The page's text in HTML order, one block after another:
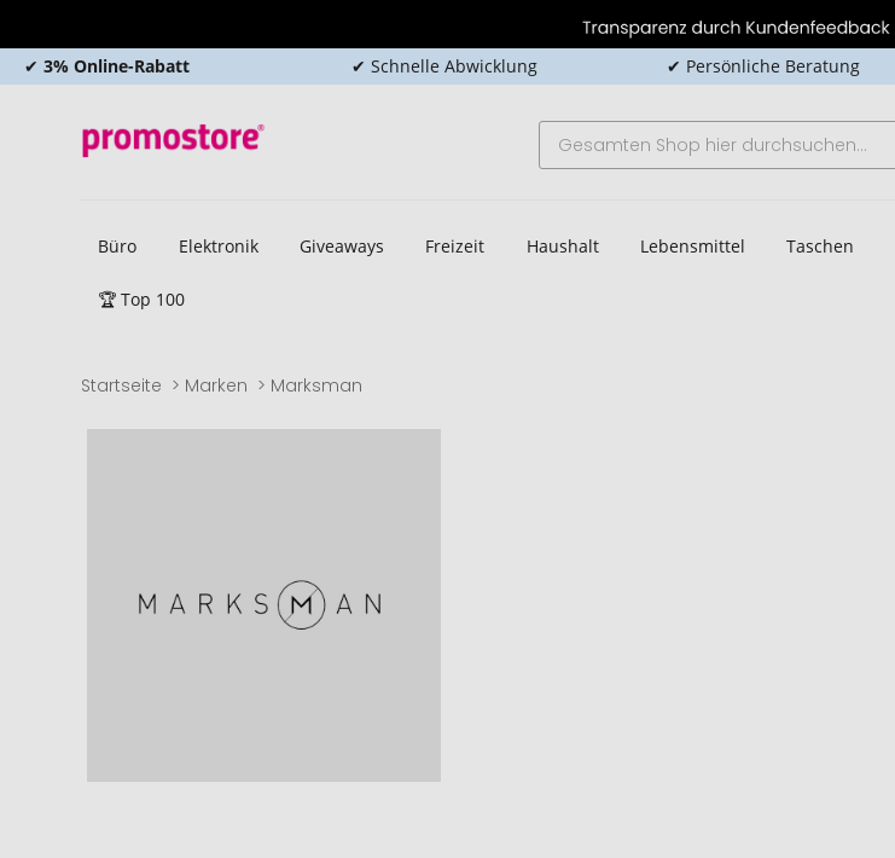
✔ 3% Online-Rabatt ✔ Schnelle Abwicklung ✔ Persönliche Beratung
Büro Elektronik Giveaways Freizeit Haushalt Lebensmittel Taschen
🏆 Top 100
Startseite Marken Marksman